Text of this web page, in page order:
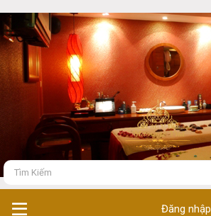
Đăng nhập